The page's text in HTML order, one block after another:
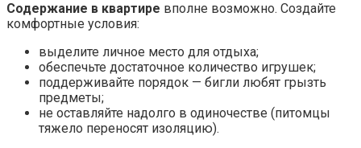
Содержание в квартире вполне возможно. Создайте
комфортные условия:
выделите личное место для отдыха;
обеспечьте достаточное количество игрушек;
поддерживайте порядок — бигли любят грызть
предметы;
не оставляйте надолго в одиночестве (питомцы
тяжело переносят изоляцию).